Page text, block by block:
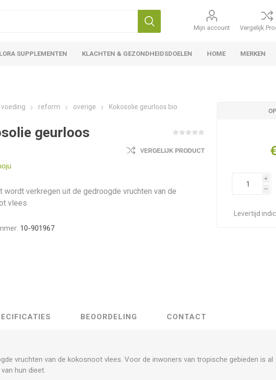
Mijn account Vergelijk
SUPPLEMENTEN KLACHTEN & GEZONDHEIDSDOELEN HOME MERKEN
voeding reform overige Kokosolie geurloos bio
geurloos
VERGELIJK PRODUCT
wordt verkregen uit de gedroogde vruchten van de
vlees
10-901967
i
h
Levertijd
BEOORDELING CONTACT
vruchten van de kokosnoot vlees. Voor de inwoners van tropische gebieden is al
hun dieet.